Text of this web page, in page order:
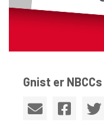
Gnist er